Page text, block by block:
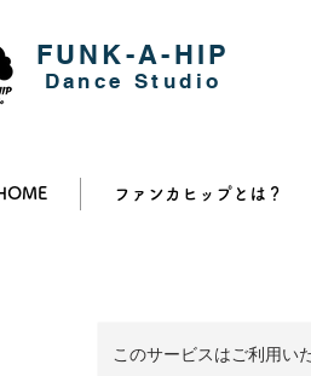
FUNK-A-HIP
​Dance Studio
ファンカヒップとは？
このサービスはご利用い